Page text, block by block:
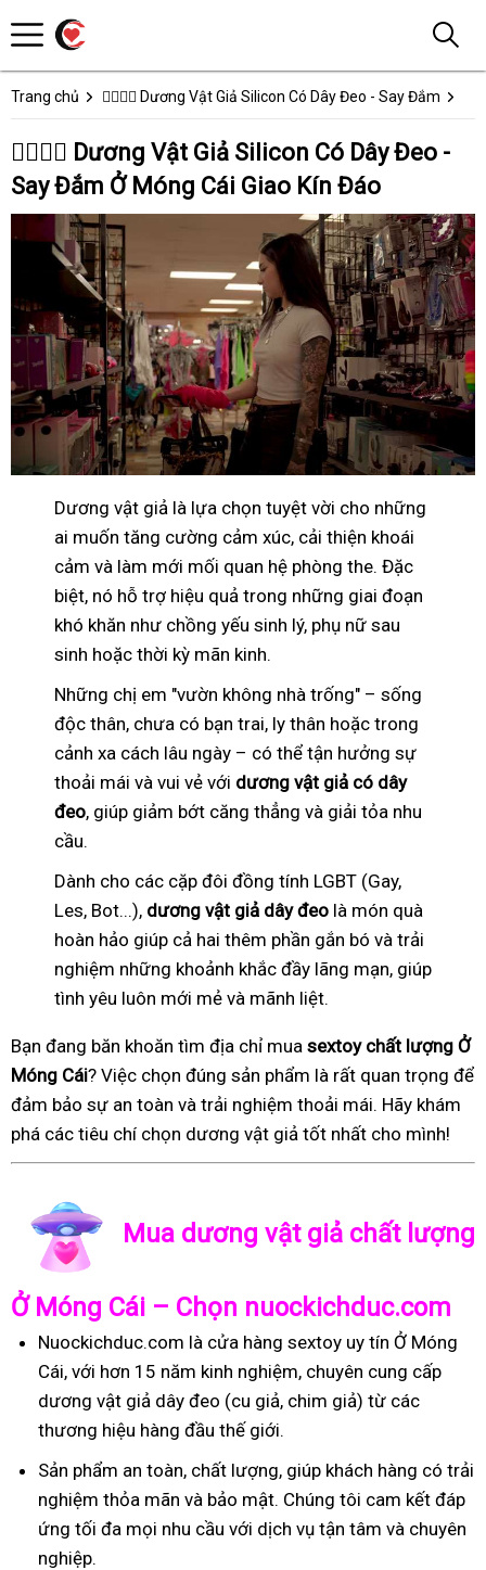
Trang chủ 👩‍❤️‍💋‍👨 Dương Vật Giả Silicon Có Dây Đeo - Say Đắm
👩‍❤️‍💋‍👨 Dương Vật Giả Silicon Có Dây Đeo -
Say Đắm Ở Móng Cái Giao Kín Đáo
Dương vật giả là lựa chọn tuyệt vời cho những
ai muốn tăng cường cảm xúc, cải thiện khoái
cảm và làm mới mối quan hệ phòng the. Đặc
biệt, nó hỗ trợ hiệu quả trong những giai đoạn
khó khăn như chồng yếu sinh lý, phụ nữ sau
sinh hoặc thời kỳ mãn kinh.
Những chị em "vườn không nhà trống" – sống
độc thân, chưa có bạn trai, ly thân hoặc trong
cảnh xa cách lâu ngày – có thể tận hưởng sự
thoải mái và vui vẻ với dương vật giả có dây
đeo, giúp giảm bớt căng thẳng và giải tỏa nhu
cầu.
Dành cho các cặp đôi đồng tính LGBT (Gay,
Les, Bot...), dương vật giả dây đeo là món quà
hoàn hảo giúp cả hai thêm phần gắn bó và trải
nghiệm những khoảnh khắc đầy lãng mạn, giúp
tình yêu luôn mới mẻ và mãnh liệt.
Bạn đang băn khoăn tìm địa chỉ mua sextoy chất lượng Ở
Móng Cái? Việc chọn đúng sản phẩm là rất quan trọng để
đảm bảo sự an toàn và trải nghiệm thoải mái. Hãy khám
phá các tiêu chí chọn dương vật giả tốt nhất cho mình!
Mua dương vật giả chất lượng
Ở Móng Cái – Chọn nuockichduc.com
Nuockichduc.com là cửa hàng sextoy uy tín Ở Móng
Cái, với hơn 15 năm kinh nghiệm, chuyên cung cấp
dương vật giả dây đeo (cu giả, chim giả) từ các
thương hiệu hàng đầu thế giới.
Sản phẩm an toàn, chất lượng, giúp khách hàng có trải
nghiệm thỏa mãn và bảo mật. Chúng tôi cam kết đáp
ứng tối đa mọi nhu cầu với dịch vụ tận tâm và chuyên
nghiệp.